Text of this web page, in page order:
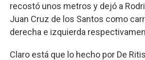
recostó unos metros y dejó a
Juan Cruz de los Santos como
derecha e izquierda
Claro está que lo hecho por De